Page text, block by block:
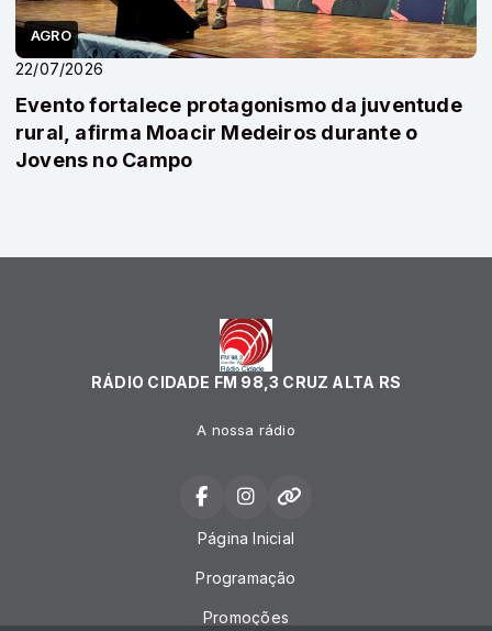
AGRO
22/07/2026
Evento fortalece protagonismo da juventude
rural, afirma Moacir Medeiros durante o
Jovens no Campo
RÁDIO CIDADE FM 98,3 CRUZ ALTA RS
A nossa rádio
Página Inicial
Programação
Promoções